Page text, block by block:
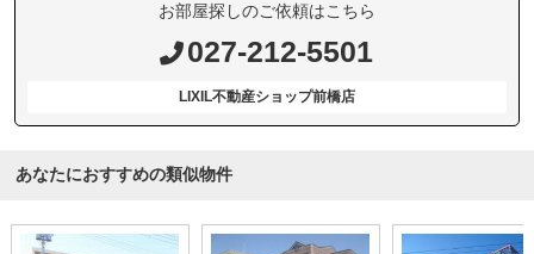
お部屋探しのご依頼はこちら
027-212-5501
LIXIL不動産ショップ前橋店
あなたにおすすめの類似物件